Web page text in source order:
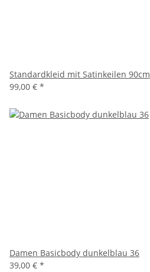
Standardkleid mit Satinkeilen 90cm
99,00 € *
Damen Basicbody dunkelblau 36
39,00 € *